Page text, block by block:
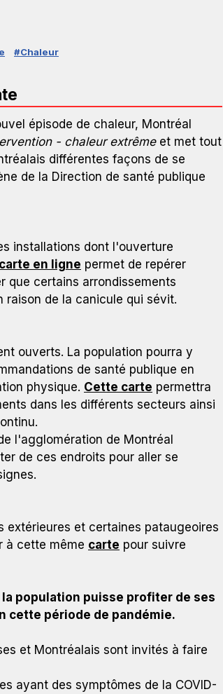
#Chaleur
profiter de ses installations aquatiques
épisode de chaleur, Montréal
- chaleur extrêmeet met tout
différentes façons de se
de la Direction de santé publique
installations dont l'ouverture
carte en ligne permet de repérer
que certains arrondissements
raison de la canicule qui sévit.
ouverts. La population pourra y
de santé publique en
physique. Cette carte permettra
dans les différents secteurs ainsi
l'agglomération de Montréal
de ces endroits pour aller se
extérieures et certaines pataugeoires
à cette même carte pour suivre
population puisse profiter de ses
cette période de pandémie.
et Montréalais sont invités à faire
ayant des symptômes de la COVID-